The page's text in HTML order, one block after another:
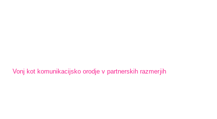
Vonj kot komunikacijsko orodje v partnerskih razmerjih